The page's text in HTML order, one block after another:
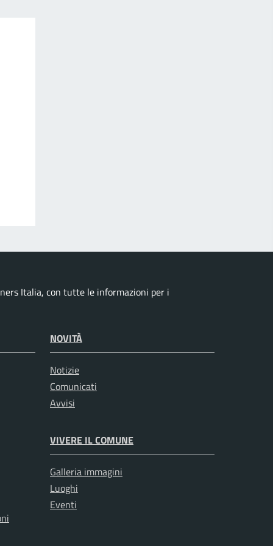
Italia, con tutte le informazioni per i
NOVITÀ
Notizie
Comunicati
Avvisi
VIVERE IL COMUNE
Galleria immagini
Luoghi
Eventi